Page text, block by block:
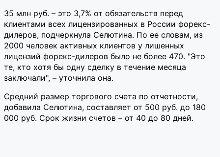
35 млн руб. – это 3,7% от обязательств перед
клиентами всех лицензированных в России форекс-
дилеров, подчеркнула Селютина. По ее словам, из
2000 человек активных клиентов у лишенных
лицензий форекс-дилеров было не более 470. "Это
те, кто хотя бы одну сделку в течение месяца
заключали", – уточнила она.
Средний размер торгового счета по отчетности,
добавила Селютина, составляет от 500 руб. до 180
000 руб. Срок жизни счетов – от 40 до 80 дней.